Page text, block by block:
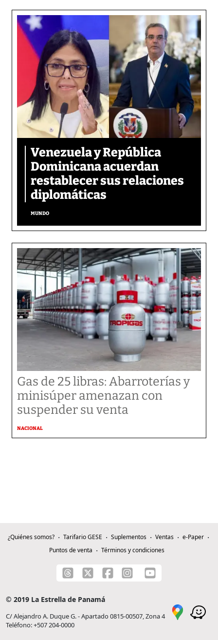
Venezuela y República
Dominicana acuerdan
restablecer sus relaciones
diplomáticas
MUNDO
Gas de 25 libras: Abarroterías y
minisúper amenazan con
suspender su venta
NACIONAL
¿Quiénes somos? Tarifario GESE Suplementos Ventas
e-Paper
Puntos de venta
Términos y condiciones
© 2019 La Estrella de Panamá
C/ Alejandro A. Duque G. - Apartado 0815-00507, Zona 4
Teléfono: +507 204-0000